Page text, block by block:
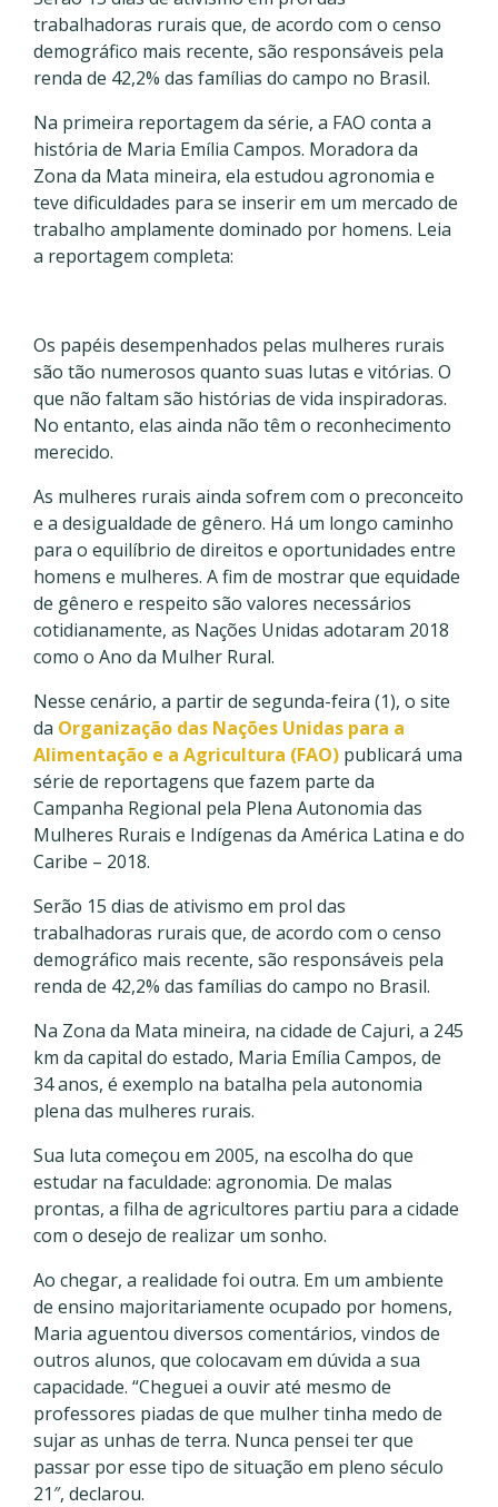
trabalhadoras rurais que, de acordo com o censo
demográfico mais recente, são responsáveis pela
renda de 42,2% das famílias do campo no Brasil.
Na primeira reportagem da série, a FAO conta a
história de Maria Emília Campos. Moradora da
Zona da Mata mineira, ela estudou agronomia e
teve dificuldades para se inserir em um mercado de
trabalho amplamente dominado por homens. Leia
a reportagem completa:
Os papéis desempenhados pelas mulheres rurais
são tão numerosos quanto suas lutas e vitórias. O
que não faltam são histórias de vida inspiradoras.
No entanto, elas ainda não têm o reconhecimento
merecido.
As mulheres rurais ainda sofrem com o preconceito
e a desigualdade de gênero. Há um longo caminho
para o equilíbrio de direitos e oportunidades entre
homens e mulheres. A fim de mostrar que equidade
de gênero e respeito são valores necessários
cotidianamente, as Nações Unidas adotaram 2018
como o Ano da Mulher Rural.
Nesse cenário, a partir de segunda-feira (1), o site
da Organização das Nações Unidas para a
Alimentação e a Agricultura (FAO) publicará uma
série de reportagens que fazem parte da
Campanha Regional pela Plena Autonomia das
Mulheres Rurais e Indígenas da América Latina e do
Caribe – 2018.
Serão 15 dias de ativismo em prol das
trabalhadoras rurais que, de acordo com o censo
demográfico mais recente, são responsáveis pela
renda de 42,2% das famílias do campo no Brasil.
Na Zona da Mata mineira, na cidade de Cajuri, a 245
km da capital do estado, Maria Emília Campos, de
34 anos, é exemplo na batalha pela autonomia
plena das mulheres rurais.
Sua luta começou em 2005, na escolha do que
estudar na faculdade: agronomia. De malas
prontas, a filha de agricultores partiu para a cidade
com o desejo de realizar um sonho.
Ao chegar, a realidade foi outra. Em um ambiente
de ensino majoritariamente ocupado por homens,
Maria aguentou diversos comentários, vindos de
outros alunos, que colocavam em dúvida a sua
capacidade. “Cheguei a ouvir até mesmo de
professores piadas de que mulher tinha medo de
sujar as unhas de terra. Nunca pensei ter que
passar por esse tipo de situação em pleno século
21″, declarou.